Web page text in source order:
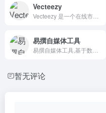
Vecteezy
易撰自媒体工具
暂无评论